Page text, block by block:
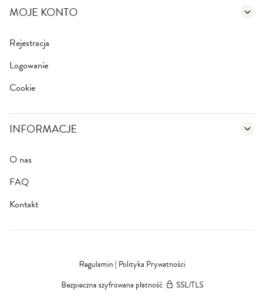
MOJE KONTO
Rejestracja
Logowanie
Cookie
INFORMACJE
O nas
FAQ
Kontakt
Regulamin | Polityka Prywatności
Bezpieczna szyfrowana płatność
SSL/TLS